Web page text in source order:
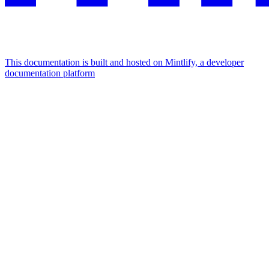
This documentation is built and hosted on Mintlify, a developer
documentation platform